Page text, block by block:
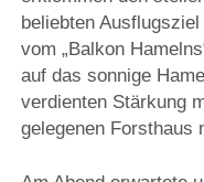
beliebten
vom „Balkon
auf das sonnige
verdienten Stärkung
gelegenen Forsthaus